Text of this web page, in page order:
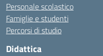
Personale scolastico
Famiglie e studenti
Percorsi di studio
Didattica